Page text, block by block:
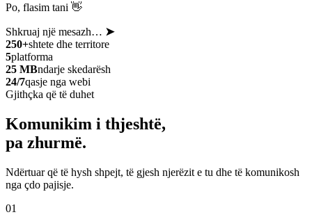
Po, flasim tani 👋
Shkruaj një mesazh… ➤
250+shtete dhe territore
5platforma
25 MBndarje skedarësh
24/7qasje nga webi
Gjithçka që të duhet
Komunikim i thjeshtë,
pa zhurmë.
Ndërtuar që të hysh shpejt, të gjesh njerëzit e tu dhe të komunikosh
nga çdo pajisje.
01